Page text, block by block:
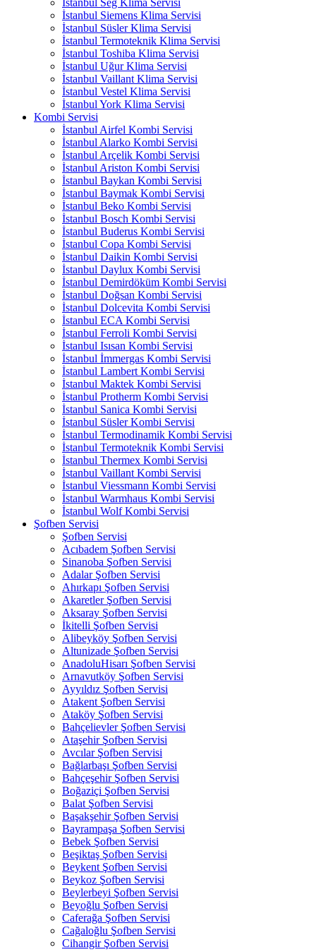
İstanbul Seg Klima Servisi
İstanbul Siemens Klima Servisi
İstanbul Süsler Klima Servisi
İstanbul Termoteknik Klima Servisi
İstanbul Toshiba Klima Servisi
İstanbul Uğur Klima Servisi
İstanbul Vaillant Klima Servisi
İstanbul Vestel Klima Servisi
İstanbul York Klima Servisi
Kombi Servisi
İstanbul Airfel Kombi Servisi
İstanbul Alarko Kombi Servisi
İstanbul Arçelik Kombi Servisi
İstanbul Ariston Kombi Servisi
İstanbul Baykan Kombi Servisi
İstanbul Baymak Kombi Servisi
İstanbul Beko Kombi Servisi
İstanbul Bosch Kombi Servisi
İstanbul Buderus Kombi Servisi
İstanbul Copa Kombi Servisi
İstanbul Daikin Kombi Servisi
İstanbul Daylux Kombi Servisi
İstanbul Demirdöküm Kombi Servisi
İstanbul Doğsan Kombi Servisi
İstanbul Dolcevita Kombi Servisi
İstanbul ECA Kombi Servisi
İstanbul Ferroli Kombi Servisi
İstanbul Isısan Kombi Servisi
İstanbul İmmergas Kombi Servisi
İstanbul Lambert Kombi Servisi
İstanbul Maktek Kombi Servisi
İstanbul Protherm Kombi Servisi
İstanbul Sanica Kombi Servisi
İstanbul Süsler Kombi Servisi
İstanbul Termodinamik Kombi Servisi
İstanbul Termoteknik Kombi Servisi
İstanbul Thermex Kombi Servisi
İstanbul Vaillant Kombi Servisi
İstanbul Viessmann Kombi Servisi
İstanbul Warmhaus Kombi Servisi
İstanbul Wolf Kombi Servisi
Şofben Servisi
Şofben Servisi
Acıbadem Şofben Servisi
Sinanoba Şofben Servisi
Adalar Şofben Servisi
Ahırkapı Şofben Servisi
Akaretler Şofben Servisi
Aksaray Şofben Servisi
İkitelli Şofben Servisi
Alibeyköy Şofben Servisi
Altunizade Şofben Servisi
AnadoluHisarı Şofben Servisi
Arnavutköy Şofben Servisi
Ayyıldız Şofben Servisi
Atakent Şofben Servisi
Ataköy Şofben Servisi
Bahçelievler Şofben Servisi
Ataşehir Şofben Servisi
Avcılar Şofben Servisi
Bağlarbaşı Şofben Servisi
Bahçeşehir Şofben Servisi
Boğaziçi Şofben Servisi
Balat Şofben Servisi
Başakşehir Şofben Servisi
Bayrampaşa Şofben Servisi
Bebek Şofben Servisi
Beşiktaş Şofben Servisi
Beykent Şofben Servisi
Beykoz Şofben Servisi
Beylerbeyi Şofben Servisi
Beyoğlu Şofben Servisi
Caferağa Şofben Servisi
Cağaloğlu Şofben Servisi
Cihangir Şofben Servisi